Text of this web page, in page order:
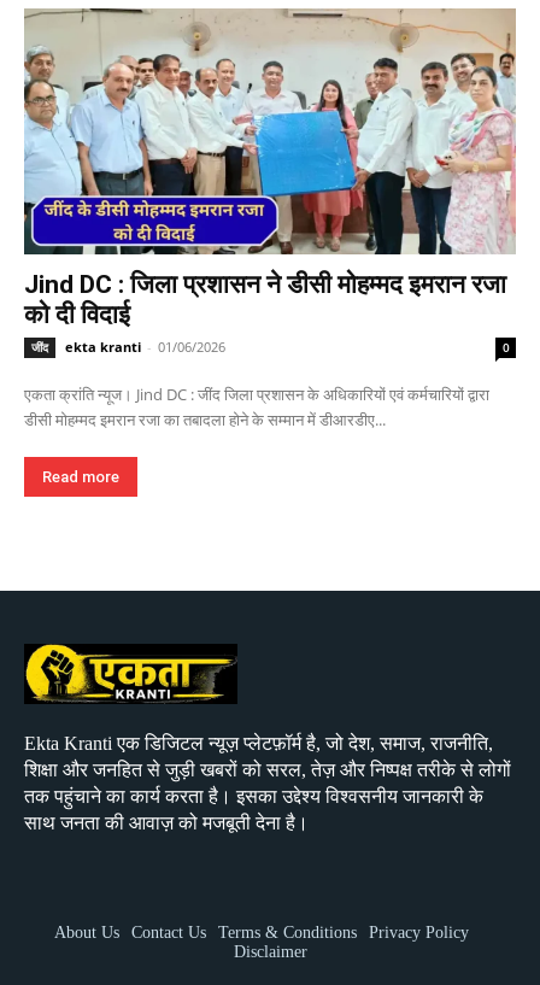
Jind DC : जिला प्रशासन ने डीसी मोहम्मद इमरान रजा
को दी विदाई
जींद ekta kranti - 01/06/2026 0
एकता क्रांति न्यूज। Jind DC : जींद जिला प्रशासन के अधिकारियों एवं कर्मचारियों द्वारा
डीसी मोहम्मद इमरान रजा का तबादला होने के सम्मान में डीआरडीए...
Read more
Ekta Kranti एक डिजिटल न्यूज़ प्लेटफ़ॉर्म है, जो देश, समाज, राजनीति,
शिक्षा और जनहित से जुड़ी खबरों को सरल, तेज़ और निष्पक्ष तरीके से लोगों
तक पहुंचाने का कार्य करता है। इसका उद्देश्य विश्वसनीय जानकारी के
साथ जनता की आवाज़ को मजबूती देना है।
About Us Contact Us Terms & Conditions
Privacy Policy
Disclaimer